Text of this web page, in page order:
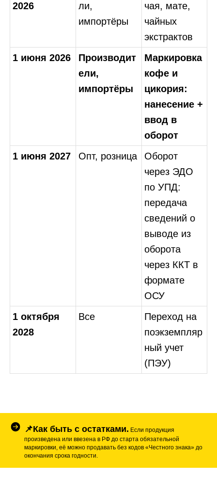
2026
ли,
импортёры
чая, мате,
чайных
экстрактов
1 июня 2026
Производит
ели,
импортёры
Маркировка
кофе и
цикория:
нанесение +
ввод в
оборот
1 июня 2027
Опт, розница
Оборот
через ЭДО
по УПД:
передача
сведений о
выводе из
оборота
через ККТ в
формате
ОСУ
1 октября
2028
Все
Переход на
поэкземпляр
ный учет
(ПЭУ)
📌Как быть с остатками. Если продукция
произведена или ввезена в РФ до старта обязательной
маркировки, её можно продавать без кодов «Честного знака» до
окончания срока годности.